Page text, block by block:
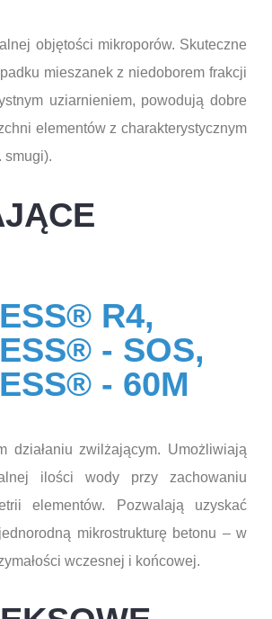
objętości mikroporów. Skuteczne
mieszanek z niedoborem frakcji
uziarnieniem, powodują dobre
elementów z charakterystycznym
smugi).
R4,
- SOS,
- 60M
działaniu zwilżającym. Umożliwiają
ilości wody przy zachowaniu
elementów. Pozwalają uzyskać
mikrostrukturę betonu – w
wczesnej i końcowej.